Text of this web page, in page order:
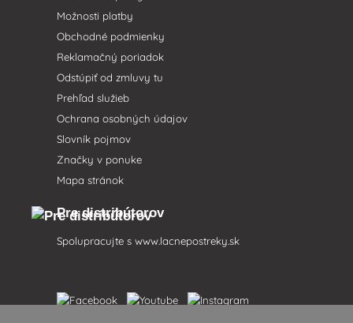
Možnosti platby
Obchodné podmienky
Reklamačný poriadok
Odstúpiť od zmluvy tu
Prehľad služieb
Ochrana osobných údajov
Slovník pojmov
Značky v ponuke
Mapa stránok
Pre distribútorov
Spolupracujte s www.lacnepostreky.sk